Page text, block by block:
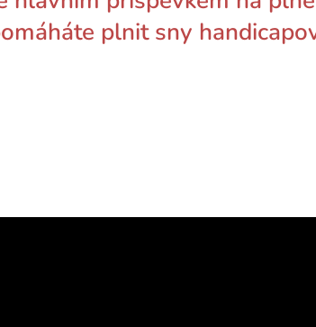
plnit sny